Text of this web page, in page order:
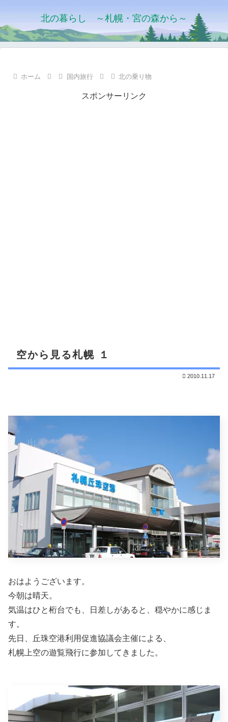
北の暮らし ～札幌・宮の森から～
ホーム 国内旅行 北の乗り物
スポンサーリンク
空から見る札幌 １
2010.11.17
おはようございます。
今朝は晴天。
気温はひと桁台でも、日差しがあると、穏やかに感じま
す。
先日、丘珠空港利用促進協議会主催による、
札幌上空の遊覧飛行に参加してきました。